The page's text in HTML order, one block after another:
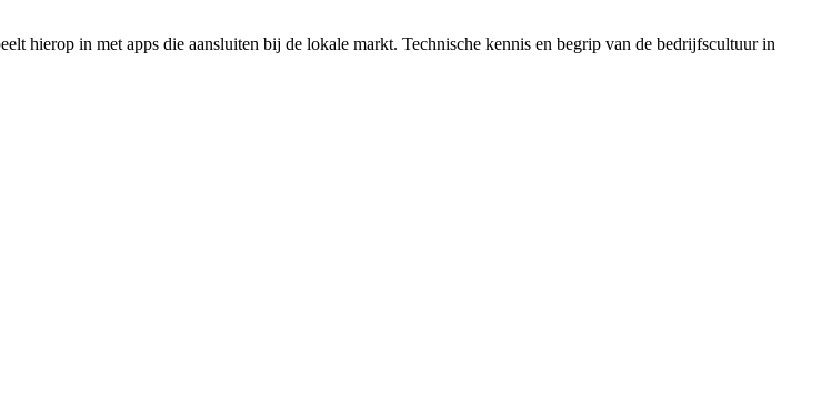
hierop in met apps die aansluiten bij de lokale markt. Technische kennis en begrip van de bedrijfscultuur in